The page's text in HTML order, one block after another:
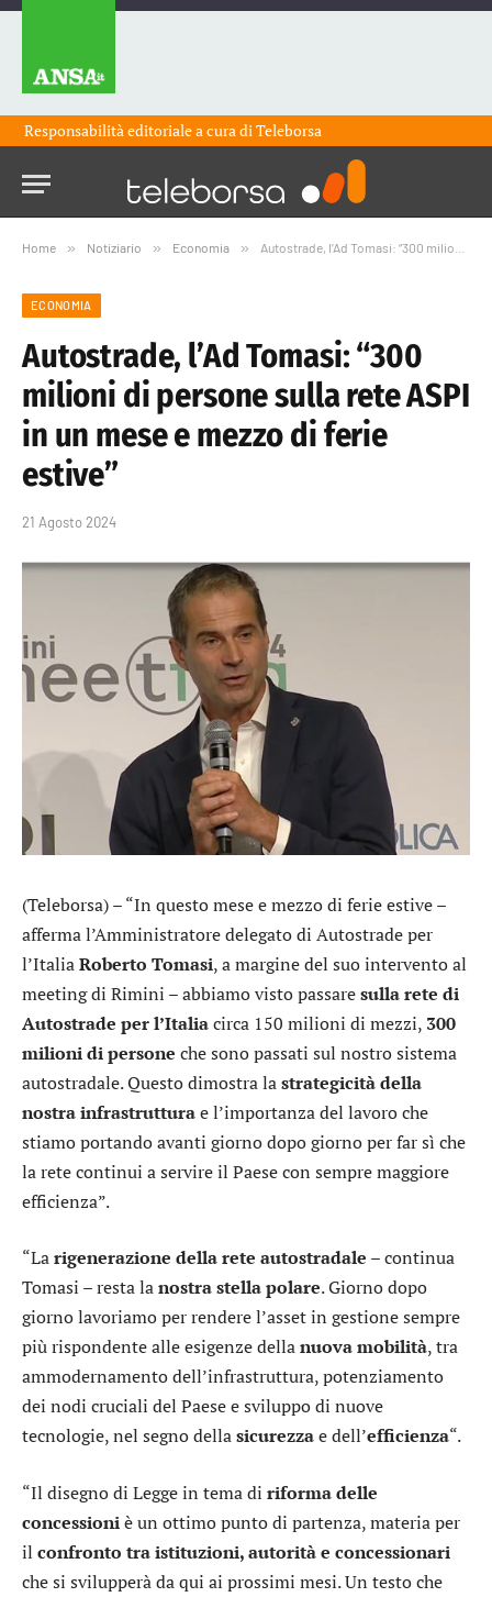
Responsabilità editoriale a cura diTeleborsa
Home » Notiziario » Economia » Autostrade, l’Ad Tomasi: “300 milioni di persone sulla rete ASPI in un mese e mezzo di ferie estive”
ECONOMIA
Autostrade, l’Ad Tomasi: “300
milioni di persone sulla rete ASPI
in un mese e mezzo di ferie
estive”
21 Agosto 2024
(Teleborsa) – “In questo mese e mezzo di ferie estive –
afferma l’Amministratore delegato di Autostrade per
l’ItaliaRoberto Tomasi, a margine del suo intervento al
meeting di Rimini – abbiamo visto passaresulla rete di
Autostrade per l’Italiacirca 150 milioni di mezzi, 300
milioni di persone che sono passati sul nostro sistema
autostradale. Questo dimostra lastrategicità della
nostra infrastrutturae l’importanza del lavoro che
stiamo portando avanti giorno dopo giorno per far sì che
la rete continui a servire il Paese con sempre maggiore
efficienza”.
“Larigenerazione della rete autostradale – continua
Tomasi – resta lanostra stella polare. Giorno dopo
giorno lavoriamo per rendere l’asset in gestione sempre
più rispondente alle esigenze dellanuova mobilità, tra
ammodernamento dell’infrastruttura, potenziamento
dei nodi cruciali del Paese e sviluppo di nuove
tecnologie, nel segno dellasicurezzae dell’efficienza“.
“Il disegno di Legge in tema di riforma delle
concessioniè un ottimo punto di partenza, materia per
il confronto tra istituzioni, autorità e concessionari
che si svilupperà da qui ai prossimi mesi. Un testo che